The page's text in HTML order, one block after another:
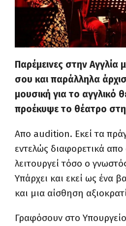
Παρέμεινες στην Αγγλία
σου και παράλληλα
μουσική για το αγγλικό
προέκυψε το θέατρο
Απο audition. Εκεί τα
εντελώς διαφορετικά
λειτουργεί τόσο ο
Υπάρχει και εκεί ως ένα
και μια αίσθηση
Γραφόσουν στο